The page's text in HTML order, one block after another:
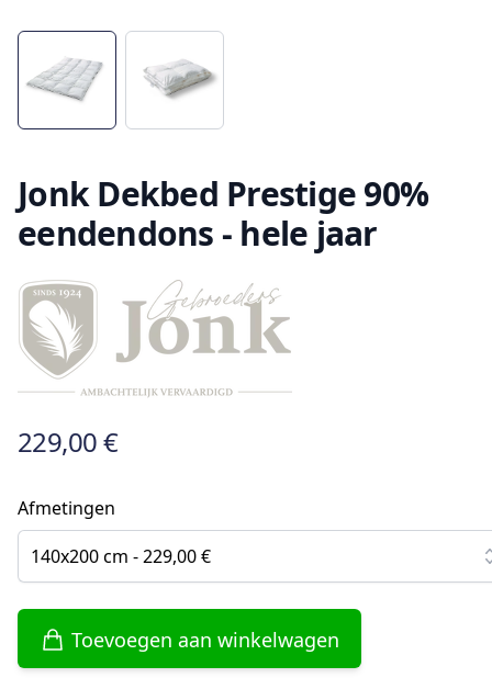
Jonk Dekbed Prestige 90%
eendendons - hele jaar
229,00 €
Afmetingen
140x200 cm - 229,00 €
Toevoegen aan winkelwagen